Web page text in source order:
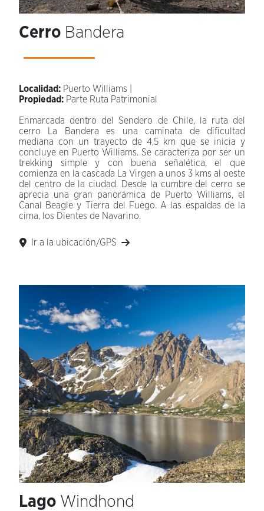
Cerro Bandera
Localidad: Puerto Williams |
Propiedad: Parte Ruta Patrimonial
Enmarcada dentro del Sendero de Chile, la ruta del
cerro La Bandera es una caminata de dificultad
mediana con un trayecto de 4,5 km que se inicia y
concluye en Puerto Williams. Se caracteriza por ser un
trekking simple y con buena señalética, el que
comienza en la cascada La Virgen a unos 3 kms al oeste
del centro de la ciudad. Desde la cumbre del cerro se
aprecia una gran panorámica de Puerto Williams, el
Canal Beagle y Tierra del Fuego. A las espaldas de la
cima, los Dientes de Navarino.
Ir a la ubicación/GPS
Lago Windhond